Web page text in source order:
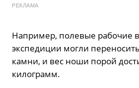
РЕКЛАМА
Например, полевые рабочие
экспедиции могли
камни, и вес ноши порой
килограмм.